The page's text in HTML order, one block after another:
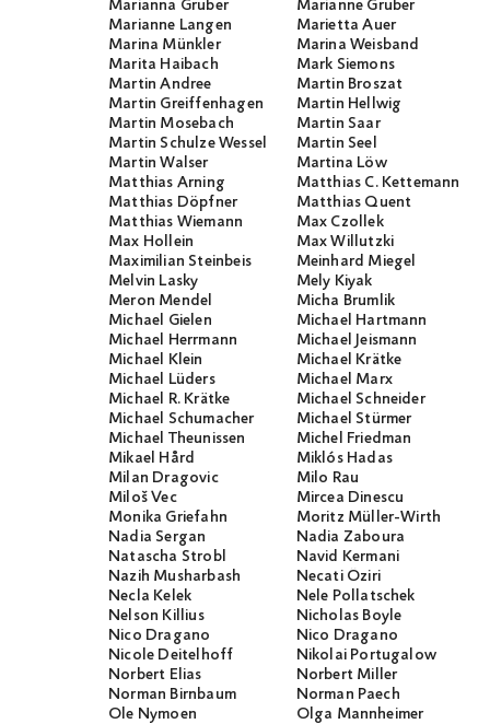
Marianna Gruber
Marianne Gruber
Marianne Langen
Marietta Auer
Marina Münkler
Marina Weisband
Marita Haibach
Mark Siemons
Martin Andree
Martin Broszat
Martin Greiffenhagen
Martin Hellwig
Martin Mosebach
Martin Saar
Martin Schulze Wessel
Martin Seel
Martin Walser
Martina Löw
Matthias Arning
Matthias C. Kettemann
Matthias Döpfner
Matthias Quent
Matthias Wiemann
Max Czollek
Max Hollein
Max Willutzki
Maximilian Steinbeis
Meinhard Miegel
Melvin Lasky
Mely Kiyak
Meron Mendel
Micha Brumlik
Michael Gielen
Michael Hartmann
Michael Herrmann
Michael Jeismann
Michael Klein
Michael Krätke
Michael Lüders
Michael Marx
Michael R. Krätke
Michael Schneider
Michael Schumacher
Michael Stürmer
Michael Theunissen
Michel Friedman
Mikael Hård
Miklós Hadas
Milan Dragovic
Milo Rau
Miloš Vec
Mircea Dinescu
Monika Griefahn
Moritz Müller-Wirth
Nadia Sergan
Nadia Zaboura
Natascha Strobl
Navid Kermani
Nazih Musharbash
Necati Öziri
Necla Kelek
Nele Pollatschek
Nelson Killius
Nicholas Boyle
Nico Dragano
Nico Dragano
Nicole Deitelhoff
Nikolai Portugalow
Norbert Elias
Norbert Miller
Norman Birnbaum
Norman Paech
Ole Nymoen
Olga Mannheimer